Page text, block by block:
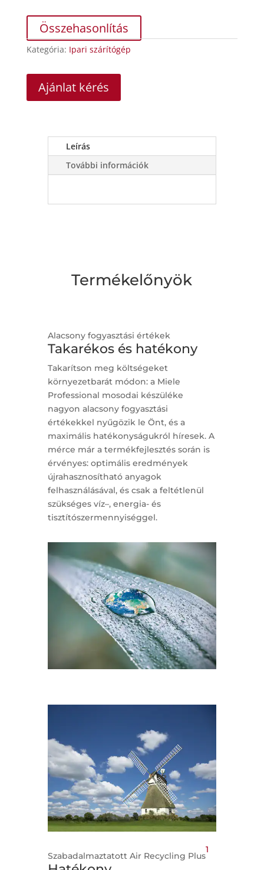
Összehasonlítás
Kategória: Ipari szárítógép
Ajánlat kérés
Leírás
További információk
Termékelőnyök
Alacsony fogyasztási értékek
Takarékos és hatékony
Takarítson meg költségeket
környezetbarát módon: a Miele
Professional mosodai készüléke
nagyon alacsony fogyasztási
értékekkel nyűgözik le Önt, és a
maximális hatékonyságukról híresek. A
mérce már a termékfejlesztés során is
érvényes: optimális eredmények
újrahasznosítható anyagok
felhasználásával, és csak a feltétlenül
szükséges víz–, energia- és
tisztítószermennyiséggel.
Szabadalmaztatott Air Recycling Plus
1